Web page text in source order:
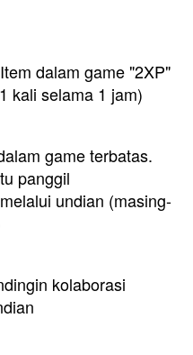
dalam game "2XP"
kali selama 1 jam)
game terbatas.
panggil
undian (masing-
kolaborasi